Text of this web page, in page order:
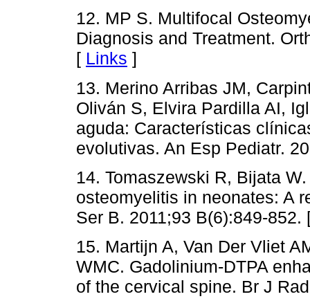
12. MP S. Multifocal
Diagnosis and Treatment.
[ Links ]
13. Merino Arribas JM,
Oliván S, Elvira Pardilla AI,
aguda: Características
evolutivas. An Esp Pediatr.
14. Tomaszewski R, Bijata
osteomyelitis in neonates: A
Ser B. 2011;93 B(6):849-852.
15. Martijn A, Van Der Vliet
WMC. Gadolinium-DTPA
of the cervical spine. Br J